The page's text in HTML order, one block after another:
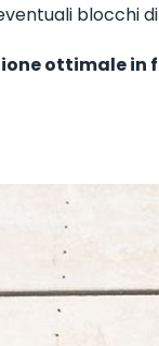
blocchi
ottimale in